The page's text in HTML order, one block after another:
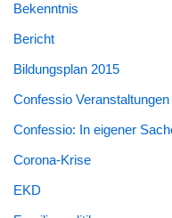
Bekenntnis
Bericht
Bildungsplan 2015
Confessio Veranstaltungen
Confessio: In eigener
Corona-Krise
EKD